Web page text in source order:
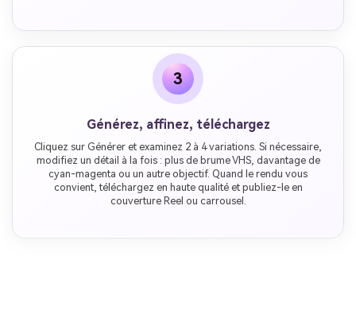
3
Générez, affinez, téléchargez
Cliquez sur Générer et examinez 2 à 4 variations. Si nécessaire,
modifiez un détail à la fois : plus de brume VHS, davantage de
cyan-magenta ou un autre objectif. Quand le rendu vous
convient, téléchargez en haute qualité et publiez-le en
couverture Reel ou carrousel.